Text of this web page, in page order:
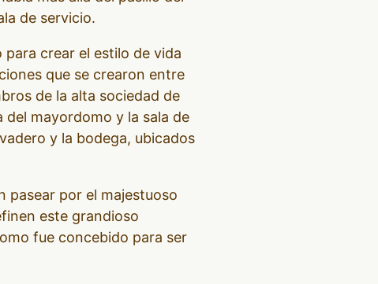
de servicio.
crear el estilo de vida
que se crearon entre
de la alta sociedad de
del mayordomo y la sala de
y la bodega, ubicados
pasear por el majestuoso
este grandioso
fue concebido para ser